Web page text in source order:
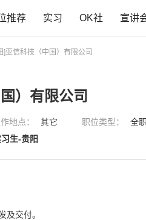
推荐 实习 OK社 宣讲
]亚信科技（中国）有限公司
）有限公司
地点： 其它 职位类型： 全职
生-贵阳
及交付。